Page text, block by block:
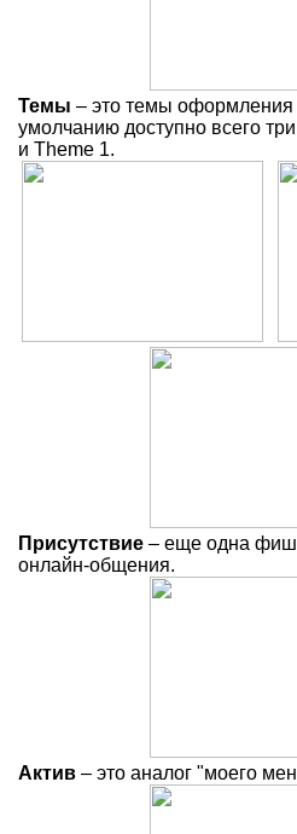
Темы – это темы
умолчанию доступно всего
и Theme 1.
Присутствие – еще одна
онлайн-общения.
Актив – это аналог "моего